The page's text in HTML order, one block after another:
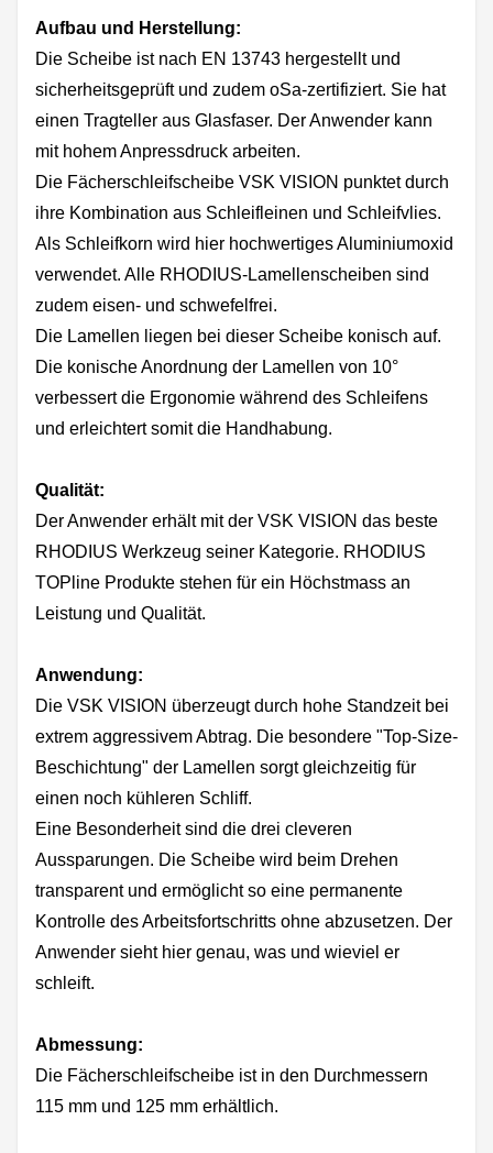
Aufbau und Herstellung:
Die Scheibe ist nach EN 13743 hergestellt und
sicherheitsgeprüft und zudem oSa-zertifiziert. Sie hat
einen Tragteller aus Glasfaser. Der Anwender kann
mit hohem Anpressdruck arbeiten.
Die Fächerschleifscheibe VSK VISION punktet durch
ihre Kombination aus Schleifleinen und Schleifvlies.
Als Schleifkorn wird hier hochwertiges Aluminiumoxid
verwendet. Alle RHODIUS-Lamellenscheiben sind
zudem eisen- und schwefelfrei.
Die Lamellen liegen bei dieser Scheibe konisch auf.
Die konische Anordnung der Lamellen von 10°
verbessert die Ergonomie während des Schleifens
und erleichtert somit die Handhabung.
Qualität:
Der Anwender erhält mit der VSK VISION das beste
RHODIUS Werkzeug seiner Kategorie. RHODIUS
TOPline Produkte stehen für ein Höchstmass an
Leistung und Qualität.
Anwendung:
Die VSK VISION überzeugt durch hohe Standzeit bei
extrem aggressivem Abtrag. Die besondere "Top-Size-
Beschichtung" der Lamellen sorgt gleichzeitig für
einen noch kühleren Schliff.
Eine Besonderheit sind die drei cleveren
Aussparungen. Die Scheibe wird beim Drehen
transparent und ermöglicht so eine permanente
Kontrolle des Arbeitsfortschritts ohne abzusetzen. Der
Anwender sieht hier genau, was und wieviel er
schleift.
Abmessung:
Die Fächerschleifscheibe ist in den Durchmessern
115 mm und 125 mm erhältlich.